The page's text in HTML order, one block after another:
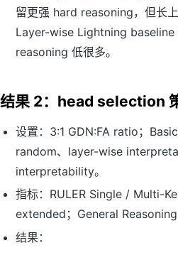
留更强 hard reasoning，但长上
Layer-wise Lightning baseline
reasoning 低很多。
结果 2：head selection
设置：3:1 GDN:FA ratio；
random、layer-wise
interpretability。
指标：RULER Single / Multi-
extended；General Reasoning
结果：